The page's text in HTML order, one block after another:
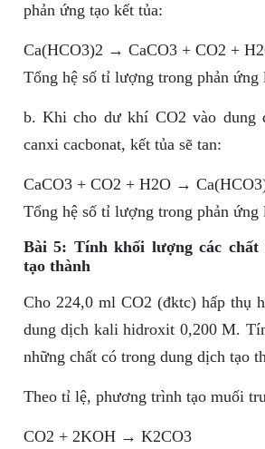
phản ứng tạo kết tủa:
Ca(HCO3)2 → CaCO3 + CO2 +
Tổng hệ số tỉ lượng trong phản ứng
b. Khi cho dư khí CO2 vào dung
canxi cacbonat, kết tủa sẽ tan:
CaCO3 + CO2 + H2O →
Tổng hệ số tỉ lượng trong phản ứng
Bài 5: Tính khối lượng các chất
tạo thành
Cho 224,0 ml CO2 (đktc) hấp thụ
dung dịch kali hidroxit 0,200 M.
những chất có trong dung dịch tạo
Theo tỉ lệ, phương trình tạo muối
CO2 + 2KOH → K2CO3